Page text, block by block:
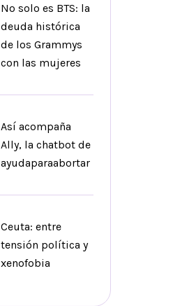
No solo es BTS: la
deuda histórica
de los Grammys
con las mujeres
Así acompaña
Ally, la chatbot de
ayudaparaabortar
Ceuta: entre
tensión política y
xenofobia